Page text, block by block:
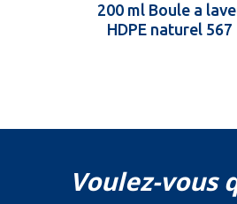
200 ml Boule a
HDPE naturel 567
Voulez-vous